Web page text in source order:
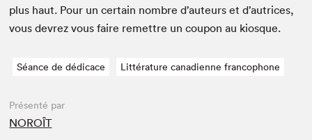
plus haut. Pour un cer­tain nom­bre d’auteurs et d’autrices,
vous devrez vous faire remet­tre un coupon au kiosque.
Séance de dédicace Littérature canadienne francophone
Présenté par
NOROÎT